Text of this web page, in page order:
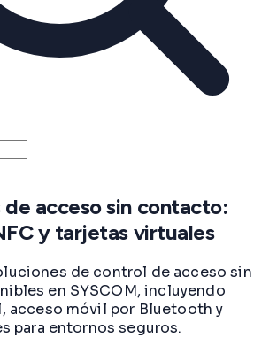
de acceso sin contacto:
y tarjetas virtuales
de control de acceso sin
en SYSCOM, incluyendo
acceso móvil por Bluetooth y
para entornos seguros.